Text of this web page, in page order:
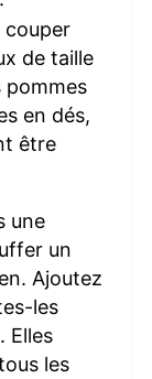
couper
de taille
pommes
en dés,
être
une
un
Ajoutez
les
Elles
les